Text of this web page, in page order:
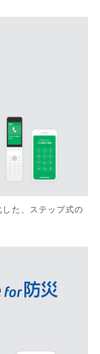
た、ステップ式の